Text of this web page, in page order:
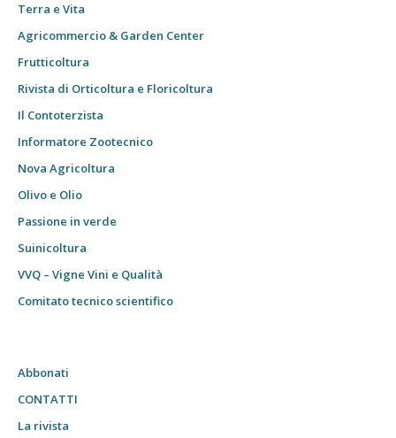
Terra e Vita
Agricommercio & Garden Center
Frutticoltura
Rivista di Orticoltura e Floricoltura
Il Contoterzista
Informatore Zootecnico
Nova Agricoltura
Olivo e Olio
Passione in verde
Suinicoltura
VVQ – Vigne Vini e Qualità
Comitato tecnico scientifico
Abbonati
CONTATTI
La rivista